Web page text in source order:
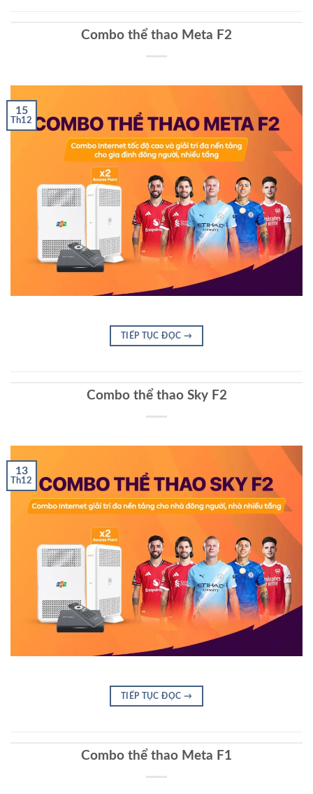
Combo thể thao Meta F2
15
Th12
TIẾP TỤC ĐỌC →
Combo thể thao Sky F2
13
Th12
TIẾP TỤC ĐỌC →
Combo thể thao Meta F1